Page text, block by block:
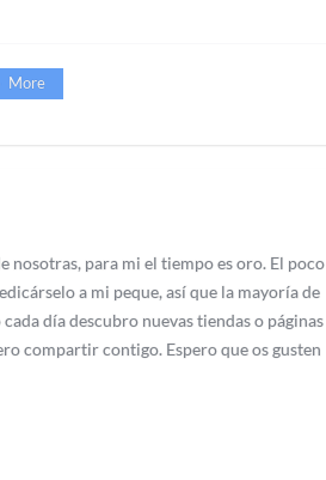
More
nosotras, para mi el tiempo es oro. El poco
a mi peque, así que la mayoría de
día descubro nuevas tiendas o páginas
compartir contigo. Espero que os gusten